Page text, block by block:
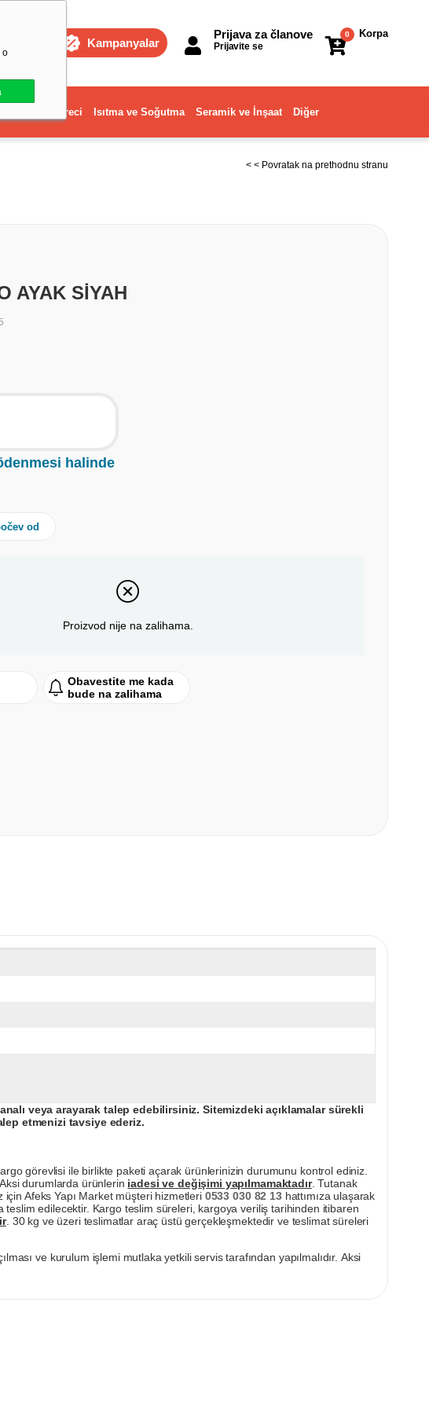
o
Kampanyalar
Korpa
0
Prijava za članove
Prijavite se
ve Ev Gereci Isıtma ve Soğutma Seramik ve İnşaat Diğer
< < Povratak na prethodnu stranu
AYAK SİYAH
halinde
od
Proizvod nije na zalihama.
Obavestite me kada
bude na zalihama
veya arayarak talep edebilirsiniz. Sitemizdeki açıklamalar sürekli
etmenizi tavsiye ederiz.
görevlisi ile birlikte paketi açarak ürünlerinizin durumunu kontrol ediniz.
durumlarda ürünlerin iadesi ve değişimi yapılmamaktadır. Tutanak
için Afeks Yapı Market müşteri hizmetleri 0533 030 82 13hattımıza ulaşarak
edilecektir. Kargo teslim süreleri, kargoya veriliş tarihinden itibaren
. 30 kg ve üzeri teslimatlar araç üstü gerçekleşmektedir ve teslimat süreleri
ve kurulum işlemi mutlaka yetkili servis tarafından yapılmalıdır. Aksi